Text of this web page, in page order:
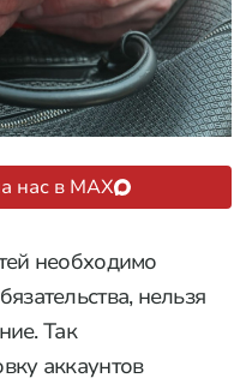
нас в MAX
необходимо
нельзя
Так
аккаунтов